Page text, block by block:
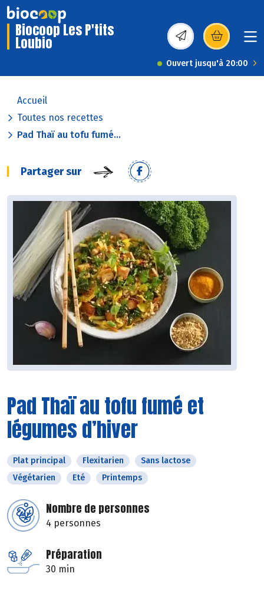
Biocoop Les P'tits
Loubio (s’ouvre dans une
Ouvert jusqu'à 20:00
Accueil
Toutes nos recettes
Pad Thaï au tofu fumé...
Partager sur
Pad Thaï au tofu fumé et
légumes d’hiver
Plat principal Flexitarien
Sans lactose
Végétarien
Eté Printemps
Nombre de personnes
4 personnes
Préparation
30 min